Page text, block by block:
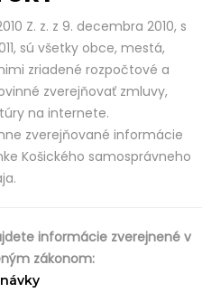
Z. z. z 9. decembra 2010, s
sú všetky obce, mestá,
zriadené rozpočtové a
zverejňovať zmluvy,
na internete.
zverejňované informácie
Košického samosprávneho
informácie zverejnené v
zákonom: